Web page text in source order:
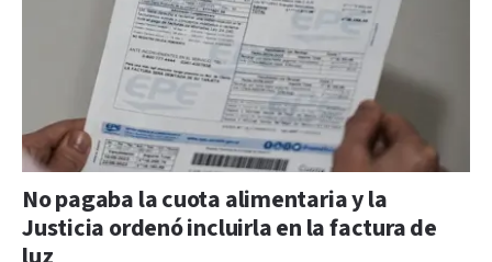
No pagaba la cuota alimentaria y la
Justicia ordenó incluirla en la factura de